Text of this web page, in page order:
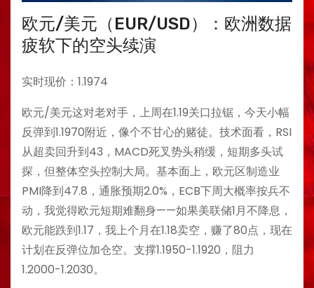
欧元/美元（EUR/USD）：欧洲数据
疲软下的空头续演
实时现价：1.1974
欧元/美元这对老对手，上周在1.19关口拉锯，今天小幅
反弹到1.1970附近，像个不甘心的赌徒。技术面看，RSI
从超卖回升到43，MACD死叉势头稍缓，短期多头试
探，但整体空头控制大局。基本面上，欧元区制造业
PMI降到47.8，通胀预期2.0%，ECB下周大概率按兵不
动，我觉得欧元短期难翻身——如果美联储1月不降息，
欧元能跌到1.17，我上个月在1.18卖空，赚了80点，现在
计划在反弹位加仓空。支撑1.1950-1.1920，阻力
1.2000-1.2030。